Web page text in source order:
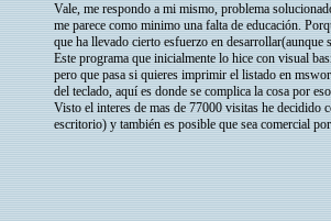
Vale, me respondo a mi mismo, problema
me parece como minimo una falta de educación.
que ha llevado cierto esfuerzo en
Este programa que inicialmente lo hice con visual
pero que pasa si quieres imprimir el listado en
del teclado, aquí es donde se complica la cosa por
Visto el interes de mas de 77000 visitas he decidido
escritorio) y también es posible que sea comercial